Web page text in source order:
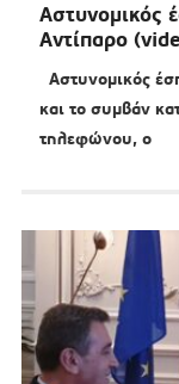
Αστυνομικός
Αντίπαρο
Αστυνομικός
και το συμβάν
τηλεφώνου, ο